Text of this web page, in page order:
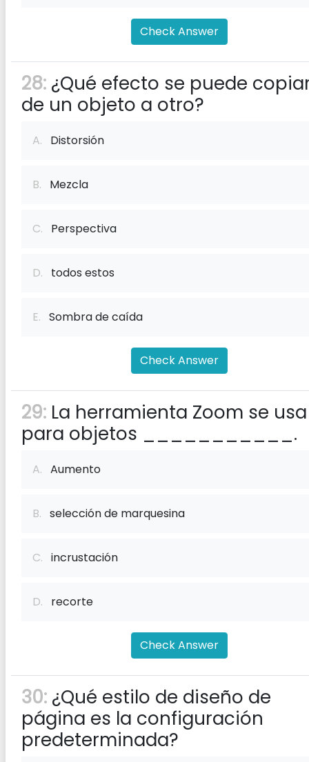
Check Answer
28: ¿Qué efecto se puede
de un objeto a otro?
A. Distorsión
B. Mezcla
C. Perspectiva
D. todos estos
E. Sombra de caída
Check Answer
29: La herramienta Zoom se usa
para objetos ___________.
A. Aumento
B. selección de marquesina
C. incrustación
D. recorte
Check Answer
30: ¿Qué estilo de diseño de
página es la configuración
predeterminada?